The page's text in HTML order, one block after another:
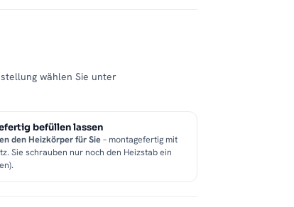
wählen Sie unter
befüllen lassen
den Heizkörper für Sie– montagefertig mit
Sie schrauben nur noch den Heizstab ein